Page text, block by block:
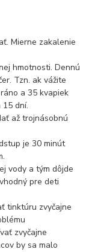
Mierne zakalenie
hmotnosti. Dennú
Tzn. ak vážite
a 35 kvapiek
15 dní.
až trojnásobnú
je 30 minút
vody a tým dôjde
pre deti
tinktúru zvyčajne
zvyčajne
by sa malo